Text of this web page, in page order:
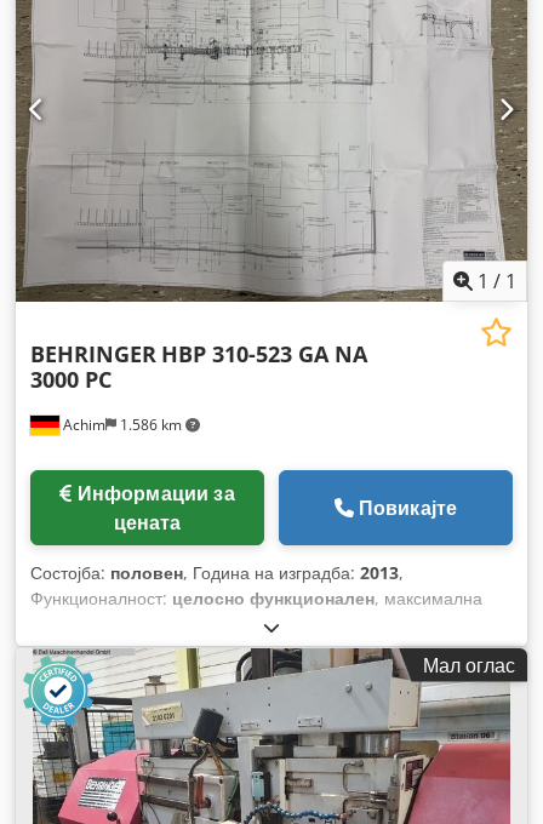
1 / 1
Achim 1.586 km
BEHRINGER HBP 310-523 GA NA
3000 PC
цената
Повикајте
Состојба: половен, Година на изградба: 2013,
Функционалност: целосно функционален, максимална
, максимална ширина на сечење:
520 мм, Опрема:Ознака CE, документација / прирачник,
Мал оглас